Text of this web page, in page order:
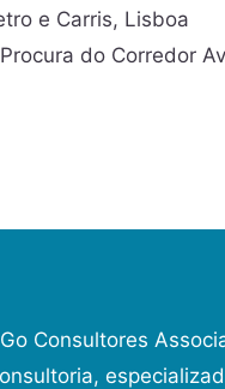
e Carris, Lisboa
do Corredor
Consultores